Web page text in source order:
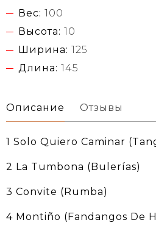
Вес: 100
Высота: 10
Ширина: 125
Длина: 145
Описание Отзывы
1 Solo Quiero Caminar
2 La Tumbona (Bulerías)
3 Convite (Rumba)
4 Montiño (Fandangos De